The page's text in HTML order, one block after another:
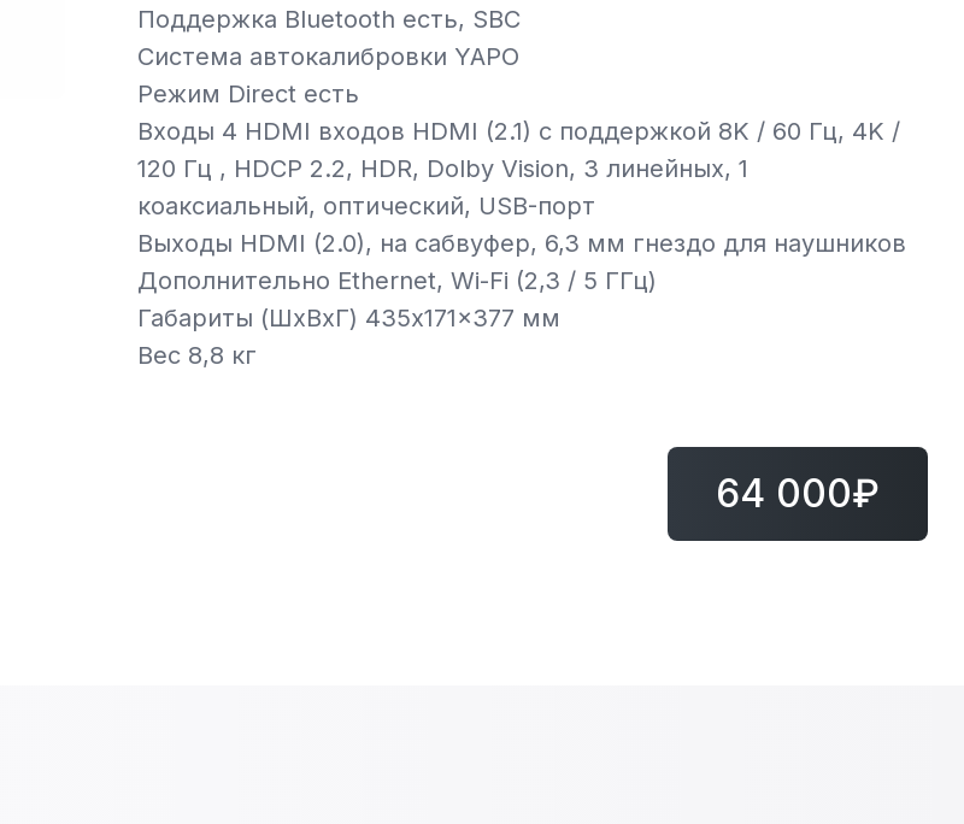
Поддержка Bluetooth есть, SBC
Система автокалибровки YAPO
Режим Direct есть
Входы 4 HDMI входов HDMI (2.1) с поддержкой 8K / 60 Гц, 4K /
120 Гц , HDCP 2.2, HDR, Dolby Vision, 3 линейных, 1
коаксиальный, оптический, USB-порт
Выходы HDMI (2.0), на сабвуфер, 6,3 мм гнездо для наушников
Дополнительно Ethernet, Wi-Fi (2,3 / 5 ГГц)
Габариты (ШхВхГ) 435x171x377 мм
Вес 8,8 кг
64 000₽